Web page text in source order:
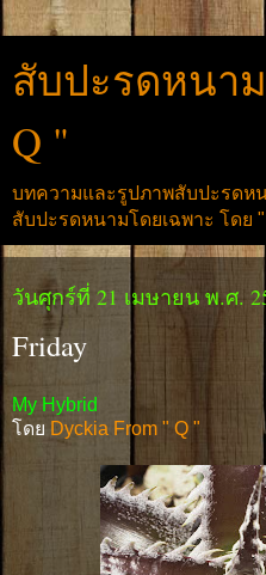
สับปะรดหนาม
Q "
บทความและรูปภาพสับปะรดห
สับปะรดหนามโดยเฉพาะ โดย
วันศุกร์ที่ 21 เมษายน พ.ศ.
Friday
My Hybrid
โดย Dyckia From " Q "